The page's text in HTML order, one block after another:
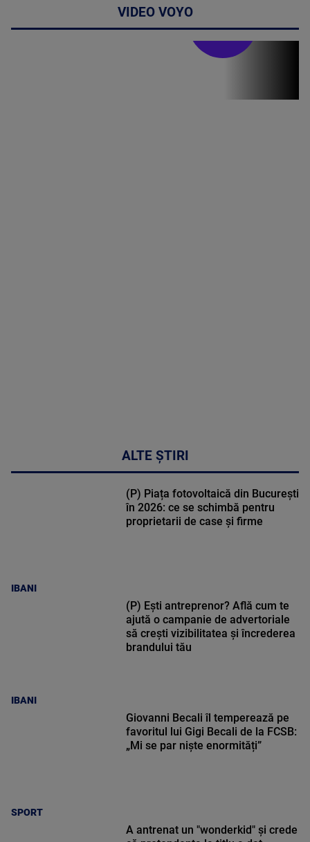
VIDEO VOYO
ALTE ȘTIRI
IBANI
(P) Piața fotovoltaică din București
în 2026: ce se schimbă pentru
proprietarii de case și firme
IBANI
(P) Ești antreprenor? Află cum te
ajută o campanie de advertoriale
să crești vizibilitatea și încrederea
brandului tău
SPORT
Giovanni Becali îl temperează pe
favoritul lui Gigi Becali de la FCSB:
„Mi se par niște enormități”
A antrenat un "wonderkid" și crede